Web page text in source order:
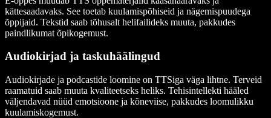
kättesaadavaks. See toetab kuulamispõhiseid ja nägemispuudega
õppijaid. Tekstid saab tõhusalt helifailideks muuta, pakkudes
paindlikumat õpikogemust.
Audiokirjad ja taskuhäälingud
Audiokirjade ja podcastide loomine on TTSiga väga lihtne. Terveid
raamatuid saab muuta kvaliteetseks heliks. Tehisintellekti hääled
väljendavad nüüd emotsioone ja kõneviise, pakkudes loomulikku
kuulamiskogemust.